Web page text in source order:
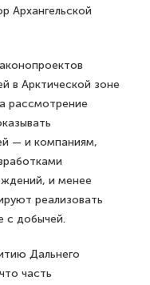
Архангельской
в Арктической зоне
рассмотрение
— и компаниям,
и менее
реализовать
с добычей.
Дальнего
часть